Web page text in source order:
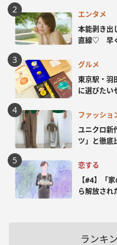
エンタメ
本能剥き出
直線♡ 早
グルメ
東京駅・羽
に選びたい
ファッショ
ユニクロ
ツ」と徹底
恋する
【#4】「
ら解放され
ランキ